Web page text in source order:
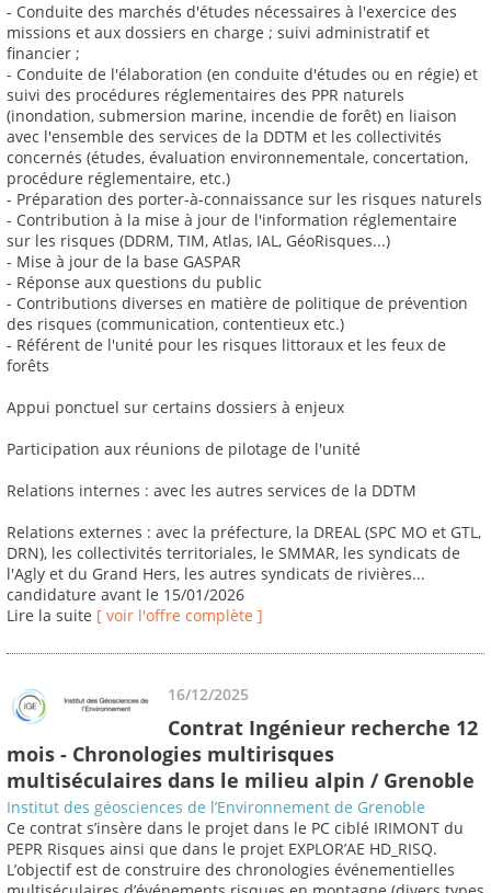
- Conduite des marchés d'études nécessaires à l'exercice des
missions et aux dossiers en charge ; suivi administratif et
financier ;
- Conduite de l'élaboration (en conduite d'études ou en régie) et
suivi des procédures réglementaires des PPR naturels
(inondation, submersion marine, incendie de forêt) en liaison
avec l'ensemble des services de la DDTM et les collectivités
concernés (études, évaluation environnementale, concertation,
procédure réglementaire, etc.)
- Préparation des porter-à-connaissance sur les risques naturels
- Contribution à la mise à jour de l'information réglementaire
sur les risques (DDRM, TIM, Atlas, IAL, GéoRisques...)
- Mise à jour de la base GASPAR
- Réponse aux questions du public
- Contributions diverses en matière de politique de prévention
des risques (communication, contentieux etc.)
- Référent de l'unité pour les risques littoraux et les feux de
forêts
Appui ponctuel sur certains dossiers à enjeux
Participation aux réunions de pilotage de l'unité
Relations internes : avec les autres services de la DDTM
Relations externes : avec la préfecture, la DREAL (SPC MO et GTL,
DRN), les collectivités territoriales, le SMMAR, les syndicats de
l'Agly et du Grand Hers, les autres syndicats de rivières...
candidature avant le 15/01/2026
Lire la suite [ voir l'offre complète ]
16/12/2025
Contrat Ingénieur recherche 12
mois - Chronologies multirisques
multiséculaires dans le milieu alpin / Grenoble
Institut des géosciences de l’Environnement de Grenoble
Ce contrat s’insère dans le projet dans le PC ciblé IRIMONT du
PEPR Risques ainsi que dans le projet EXPLOR’AE HD_RISQ.
L’objectif est de construire des chronologies événementielles